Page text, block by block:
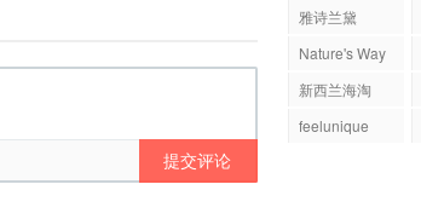
提交评论
雅诗兰黛
Nature's Way
新西兰海淘
feelunique